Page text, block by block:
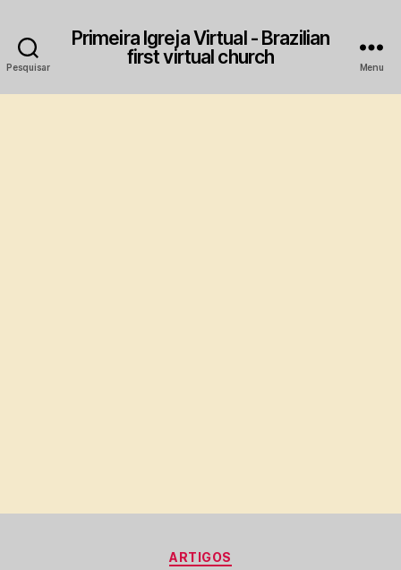
Pesquisar
Primeira Igreja Virtual - Brazilian
first virtual church
Menu
Categorias
ARTIGOS